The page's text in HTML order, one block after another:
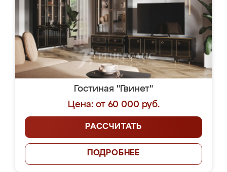
Гостиная "Гвинет"
Цена: от 60 000 руб.
РАССЧИТАТЬ
ПОДРОБНЕЕ